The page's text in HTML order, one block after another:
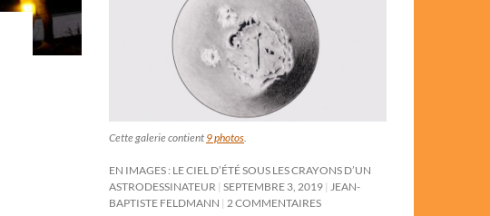
Cette galerie contient 9 photos
EN IMAGES : LE CIEL D’ÉTÉ SOUS LES CRAYONS D’UN
ASTRODESSINATEUR SEPTEMBRE 3, 2019
JEAN-
BAPTISTE FELDMANN
2 COMMENTAIRES